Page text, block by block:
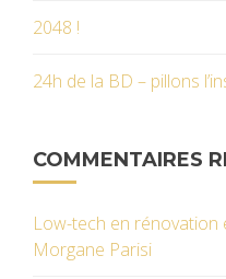
2048 !
24h de la BD – pillons
COMMENTAIRES
Low-tech en rénovation
Morgane Parisi